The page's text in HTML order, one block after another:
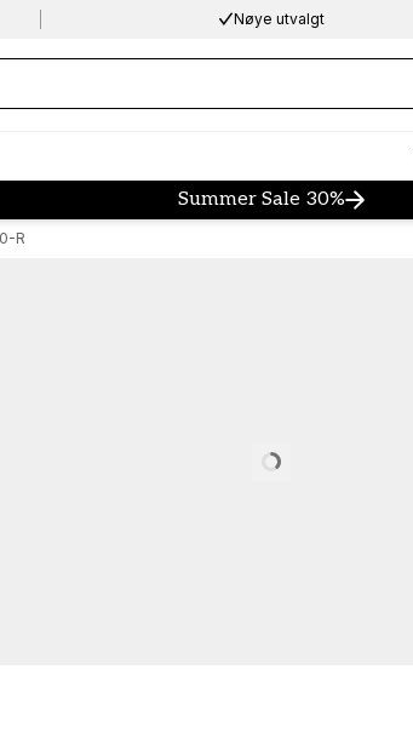
Nøye utvalgt
Summer Sale 30%
R
Loading…